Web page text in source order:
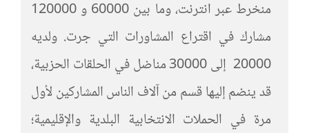
منخرط عبر انترنت، وما بين 60000 و 120000
مشارك في اقتراع المشاورات التي جرت. ولديه
20000 إلى 30000 مناضل في الحلقات الحزبية،
قد ينضم إليها قسم من آلاف الناس المشاركين لأول
مرة في الحملات الانتخابية البلدية والإقليمية؛